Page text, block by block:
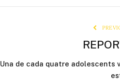
Una de cada quatre adolescents